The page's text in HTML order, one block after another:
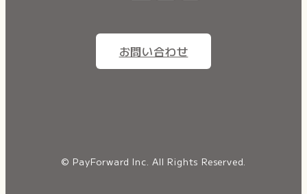
お問い合わせ
© PayForward Inc. All Rights Reserved.